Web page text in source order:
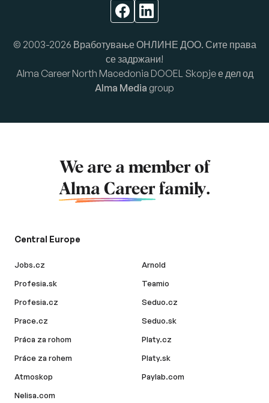
© 2003-2026 Вработување ОНЛИНЕ ДОО. Сите права
се задржани!
Alma Career North Macedonia DOOEL Skopje е дел од
Alma Media group
We are a member of
Alma Career family.
Central Europe
Jobs.cz
Profesia.sk
Profesia.cz
Prace.cz
Práca za rohom
Práce za rohem
Atmoskop
Nelisa.com
Arnold
Teamio
Seduo.cz
Seduo.sk
Platy.cz
Platy.sk
Paylab.com